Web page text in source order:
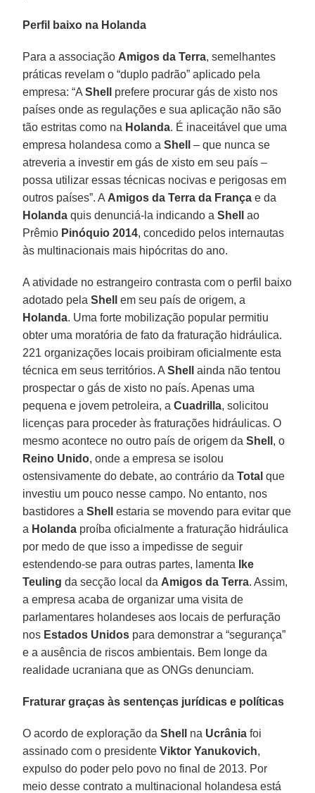
Perfil baixo na Holanda
Para a associação Amigos da Terra, semelhantes
práticas revelam o “duplo padrão” aplicado pela
empresa: “AShell
prefere procurar gás de xisto nos
países onde as regulações e sua aplicação não são
tão estritas como na Holanda. É inaceitável que uma
empresa holandesa como aShell
– que nunca se
atreveria a investir em gás de xisto em seu país –
possa utilizar essas técnicas nocivas e perigosas em
outros países”. A Amigos da Terra da França e da
Holanda quis denunciá-la indicando aShell
ao
Prêmio Pinóquio 2014, concedido pelos internautas
às multinacionais mais hipócritas do ano.
A atividade no estrangeiro contrasta com o perfil baixo
adotado pelaShell
em seu país de origem, a
Holanda. Uma forte mobilização popular permitiu
obter uma moratória de fato da fraturação hidráulica.
221 organizações locais proibiram oficialmente esta
técnica em seus territórios. AShell
ainda não tentou
prospectar o gás de xisto no país. Apenas uma
pequena e jovem petroleira, aCuadrilla, solicitou
licenças para proceder às fraturações hidráulicas. O
mesmo acontece no outro país de origem daShell , o
Reino Unido, onde a empresa se isolou
ostensivamente do debate, ao contrário daTotal que
investiu um pouco nesse campo. No entanto, nos
bastidores aShell
estaria se movendo para evitar que
a Holanda proíba oficialmente a fraturação hidráulica
por medo de que isso a impedisse de seguir
estendendo-se para outras partes, lamenta
Ike
Teuling da secção local da Amigos da Terra. Assim,
a empresa acaba de organizar uma visita de
parlamentares holandeses aos locais de perfuração
nos Estados Unidos para demonstrar a “segurança”
e a ausência de riscos ambientais. Bem longe da
realidade ucraniana que as ONGs denunciam.
Fraturar graças às sentenças jurídicas e políticas
O acordo de exploração daShell na Ucrânia foi
assinado com o presidenteViktor Yanukovich,
expulso do poder pelo povo no final de 2013. Por
meio desse contrato a multinacional holandesa está